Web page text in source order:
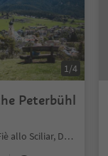
1/4
Peterbühl
Fiè/Völs, Völs am Schlern/Fiè allo Sciliar, Dolomites Region Seiser Alm